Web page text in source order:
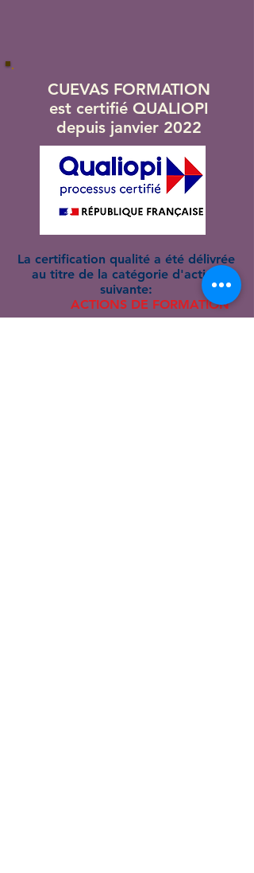
CUEVAS FORMATION
est certifié QUALIOPI
depuis janvier 2022
La certification qualité a été délivrée
au titre de la catégorie d'action
suivante:
ACTIONS DE FORMATION